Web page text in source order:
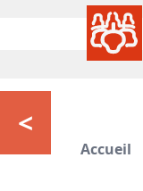
Accueil
<